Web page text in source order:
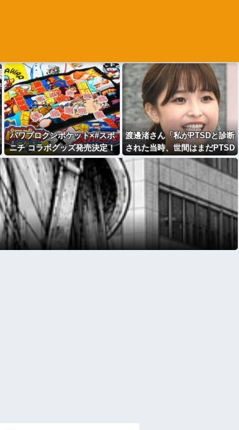
パワプロクンポケット×#スポ
ニチ コラボグッズ発売決定！
渡邊渚さん「私がPTSDと診断
された当時、世間はまだPTSD
という言葉は浸透されていま
せんでした」